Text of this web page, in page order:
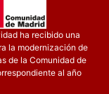
ha recibido una
la modernización de
de la Comunidad de
al año